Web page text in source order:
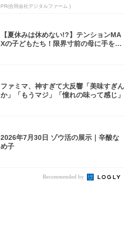
PR(合同会社デジタルファーム )
【夏休みは休めない!?】テンションMA
Xの子どもたち！限界寸前の母に手を差
ファミマ、神すぎて大反響「美味すぎん
か」「もうマジ」「憧れの味って感じ」
2026年7月30日 ゾウ活の展示｜辛酸な
め子
Recommended by